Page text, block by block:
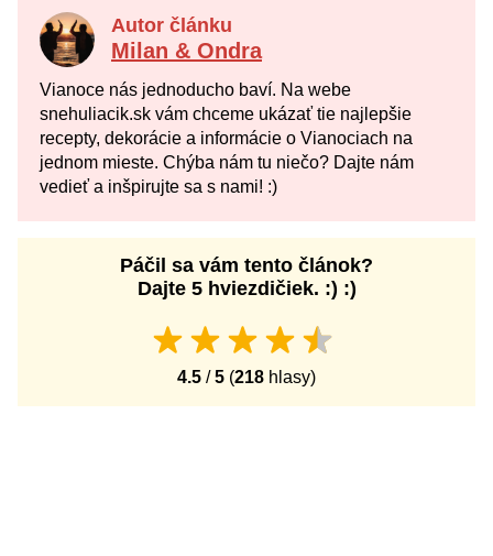
Autor článku
Milan & Ondra
Vianoce nás jednoducho baví. Na webe
snehuliacik.sk vám chceme ukázať tie najlepšie
recepty, dekorácie a informácie o Vianociach na
jednom mieste. Chýba nám tu niečo? Dajte nám
vedieť a inšpirujte sa s nami! :)
Páčil sa vám tento článok?
Dajte 5 hviezdičiek. :) :)
4.5 /5 (218 hlasy)